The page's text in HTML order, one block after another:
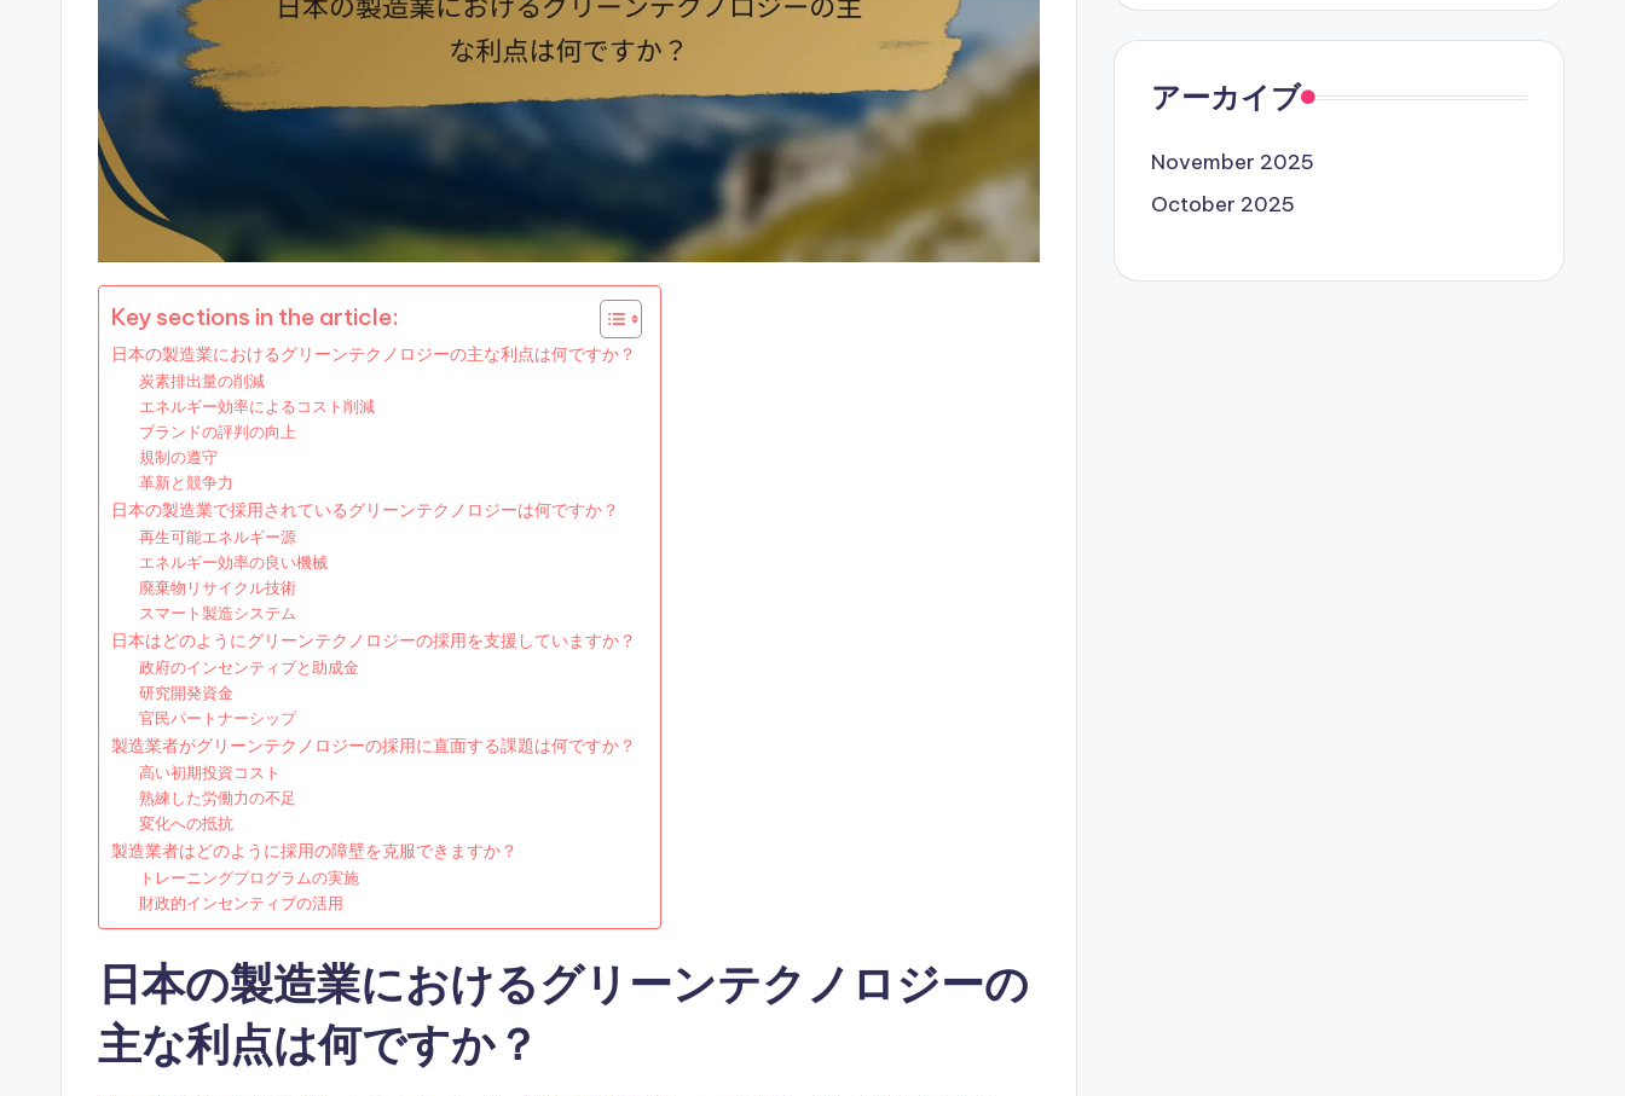
Key sections in the article:
日本の製造業におけるグリーンテクノロジーの主な利点は何ですか？
炭素排出量の削減
エネルギー効率によるコスト削減
ブランドの評判の向上
規制の遵守
革新と競争力
日本の製造業で採用されているグリーンテクノロジーは何ですか？
再生可能エネルギー源
エネルギー効率の良い機械
廃棄物リサイクル技術
スマート製造システム
日本はどのようにグリーンテクノロジーの採用を支援していますか？
政府のインセンティブと助成金
研究開発資金
官民パートナーシップ
製造業者がグリーンテクノロジーの採用に直面する課題は何ですか？
高い初期投資コスト
熟練した労働力の不足
変化への抵抗
製造業者はどのように採用の障壁を克服できますか？
トレーニングプログラムの実施
財政的インセンティブの活用
日本の製造業におけるグリーンテクノロジーの
主な利点は何ですか？
アーカイブ
November 2025
October 2025